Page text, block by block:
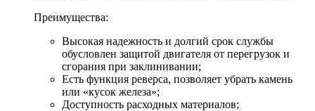
Преимущества:
Высокая надежность и долгий срок службы
обусловлен защитой двигателя от перегрузок и
сгорания при заклинивании;
Есть функция реверса, позволяет убрать камень
или «кусок железа»;
Доступность расходных материалов;